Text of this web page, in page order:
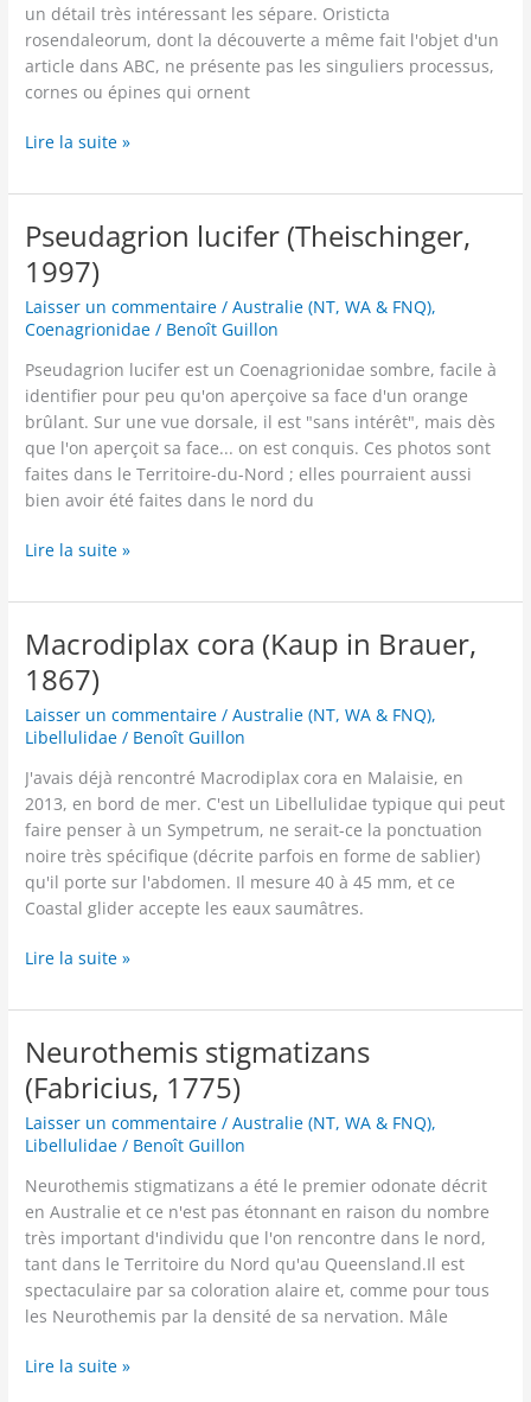
un détail très intéressant les sépare. Oristicta
rosendaleorum, dont la découverte a même fait l'objet d'un
article dans ABC, ne présente pas les singuliers processus,
cornes ou épines qui ornent
Oristicta
(Tillyard,
Lire la suite »
Pseudagrion lucifer (Theischinger,
1997)
Laisser un commentaire /Australie (NT, WA & FNQ),
Coenagrionidae / Benoît Guillon
Pseudagrion lucifer est un Coenagrionidae sombre, facile à
identifier pour peu qu'on aperçoive sa face d'un orange
brûlant. Sur une vue dorsale, il est "sans intérêt", mais dès
que l'on aperçoit sa face... on est conquis. Ces photos sont
faites dans le Territoire-du-Nord ; elles pourraient aussi
bien avoir été faites dans le nord du
Pseudagrion
(Theischinger,
Lire la suite »
Macrodiplax cora (Kaup in Brauer,
1867)
Laisser un commentaire /Australie (NT, WA & FNQ),
Libellulidae / Benoît Guillon
J'avais déjà rencontré Macrodiplax cora en Malaisie, en
2013, en bord de mer. C'est un Libellulidae typique qui peut
faire penser à un Sympetrum, ne serait-ce la ponctuation
noire très spécifique (décrite parfois en forme de sablier)
qu'il porte sur l'abdomen. Il mesure 40 à 45 mm, et ce
Coastal glider accepte les eaux saumâtres.
Macrodiplax
(Kaup
Brauer,
1867)
Lire la suite »
Neurothemis stigmatizans
(Fabricius, 1775)
Laisser un commentaire /Australie (NT, WA & FNQ),
Libellulidae / Benoît Guillon
Neurothemis stigmatizans a été le premier odonate décrit
en Australie et ce n'est pas étonnant en raison du nombre
très important d'individu que l'on rencontre dans le nord,
tant dans le Territoire du Nord qu'au Queensland.Il est
spectaculaire par sa coloration alaire et, comme pour tous
les Neurothemis par la densité de sa nervation. Mâle
Neurothemis
Lire la suite »